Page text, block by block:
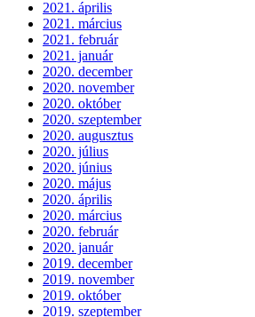
2021. április
2021. március
2021. február
2021. január
2020. december
2020. november
2020. október
2020. szeptember
2020. augusztus
2020. július
2020. június
2020. május
2020. április
2020. március
2020. február
2020. január
2019. december
2019. november
2019. október
2019. szeptember